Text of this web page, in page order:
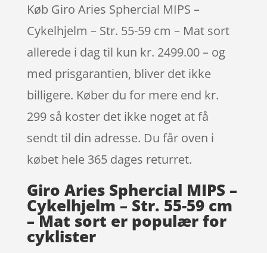
Køb Giro Aries Sphercial MIPS –
Cykelhjelm – Str. 55-59 cm – Mat sort
allerede i dag til kun kr. 2499.00 – og
med prisgarantien, bliver det ikke
billigere. Køber du for mere end kr.
299 så koster det ikke noget at få
sendt til din adresse. Du får oven i
købet hele 365 dages returret.
Giro Aries Sphercial MIPS –
Cykelhjelm – Str. 55-59 cm
– Mat sort er populær for
cyklister